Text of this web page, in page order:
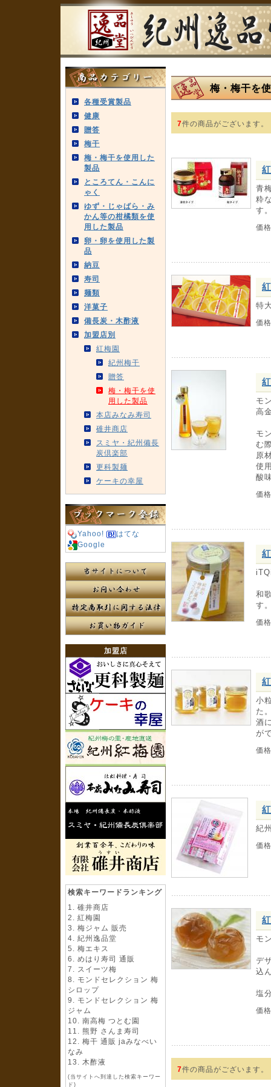
各種受賞製品
健康
贈答
梅干
梅・梅干を使用した
製品
ところてん・こんに
ゃく
ゆず・じゃばら・み
かん等の柑橘類を使
用した製品
卵・卵を使用した製
品
納豆
寿司
麺類
洋菓子
備長炭・木酢液
加盟店別
紅梅園
紀州梅干
贈答
梅・梅干を使
用した製品
本店みなみ寿司
碓井商店
スミヤ・紀州備長
炭倶楽部
更科製麺
ケーキの幸屋
Yahoo!
はてな
Google
加盟店
検索キーワードランキング
碓井商店
紅梅園
梅ジャム 販売
紀州逸品堂
梅エキス
めはり寿司 通販
スイーツ梅
モンドセレクション 梅
シロップ
モンドセレクション 梅
ジャム
南高梅 つとむ園
熊野 さんま寿司
梅干 通販 jaみなべい
なみ
木酢液
(当サイトへ到達した検索キーワー
ド)
梅・梅干を
7件の商品がございます。
青
粋
す
価格
特
価格
モ
高
モ
む
原
使
酸
価格
和
す
価格
小
た
酒
が
価格
紀
価格
モ
デ
込
塩
価格
7件の商品がございます。